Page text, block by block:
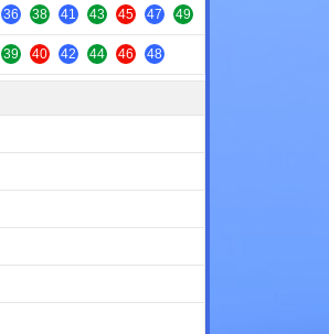
36 38 41 43 45 47 49
39 40 42 44 46 48